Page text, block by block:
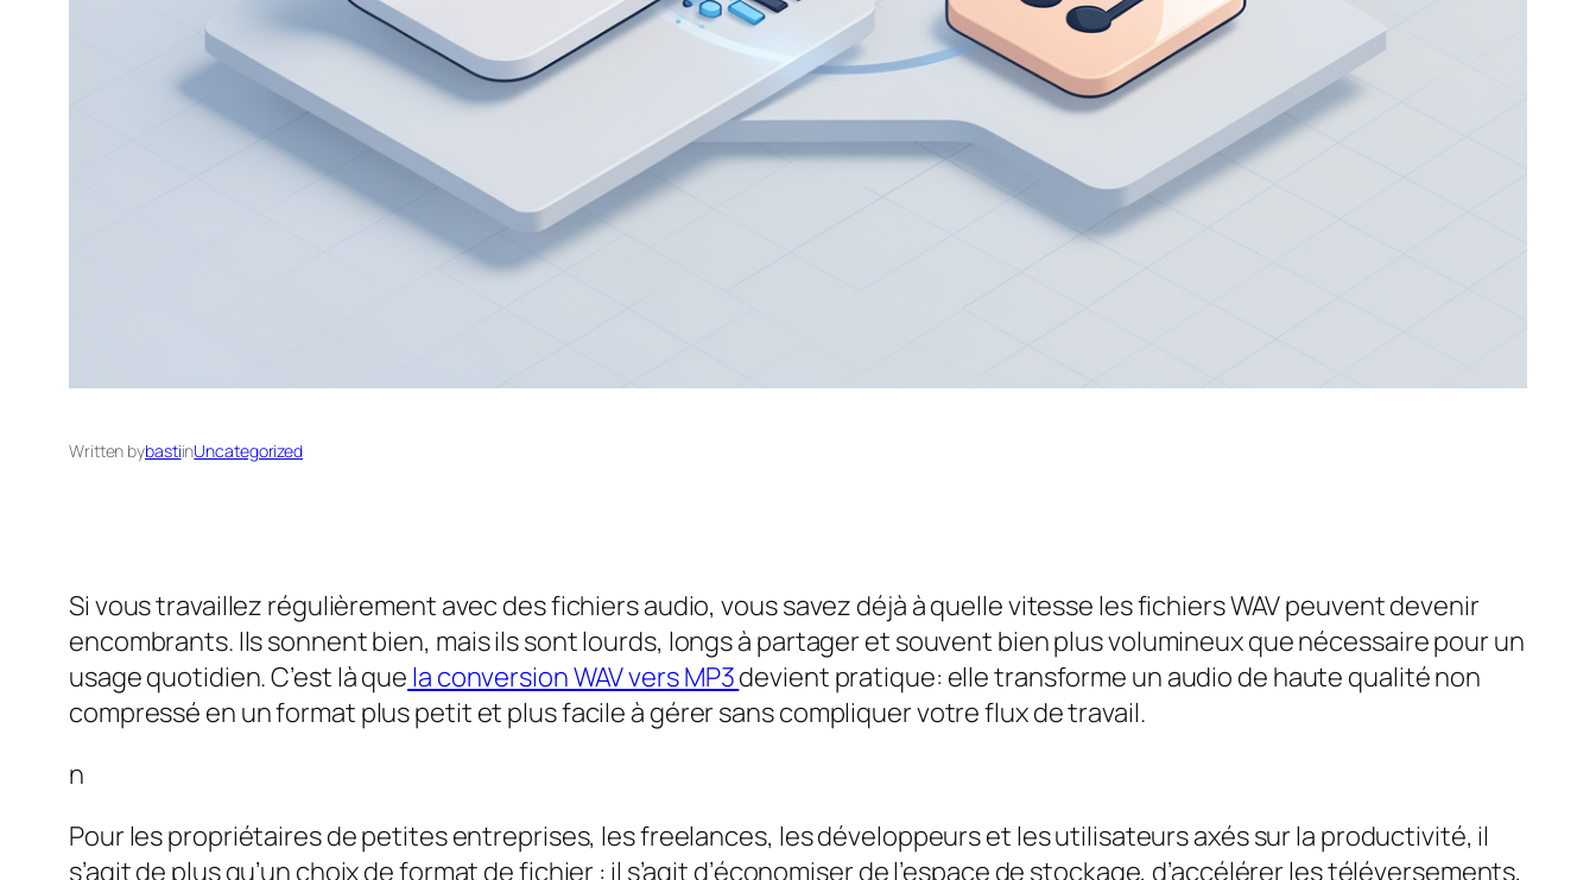
Written bybastiinUncategorized
Si vous travaillez régulièrement avec des fichiers audio, vous savez déjà à quelle vitesse les fichiers WAV peuvent devenir
encombrants. Ils sonnent bien, mais ils sont lourds, longs à partager et souvent bien plus volumineux que nécessaire pour un
usage quotidien. C’est là que la conversion WAV vers MP3devient pratique: elle transforme un audio de haute qualité non
compressé en un format plus petit et plus facile à gérer sans compliquer votre flux de travail.
n
Pour les propriétaires de petites entreprises, les freelances, les développeurs et les utilisateurs axés sur la productivité, il
s’agit de plus qu’un choix de format de fichier : il s’agit d’économiser de l’espace de stockage, d’accélérer les téléversements,